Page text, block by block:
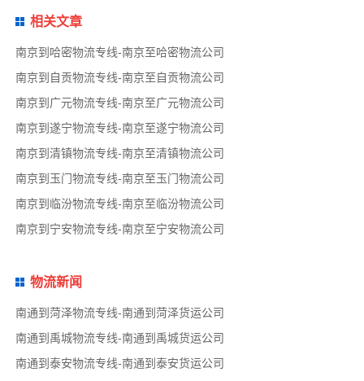
相关文章
南京到哈密物流专线-南京至哈密物流公司
南京到自贡物流专线-南京至自贡物流公司
南京到广元物流专线-南京至广元物流公司
南京到遂宁物流专线-南京至遂宁物流公司
南京到清镇物流专线-南京至清镇物流公司
南京到玉门物流专线-南京至玉门物流公司
南京到临汾物流专线-南京至临汾物流公司
南京到宁安物流专线-南京至宁安物流公司
物流新闻
南通到菏泽物流专线-南通到菏泽货运公司
南通到禹城物流专线-南通到禹城货运公司
南通到泰安物流专线-南通到泰安货运公司